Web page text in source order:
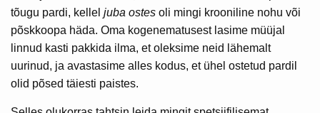
tõugu pardi, kellel juba ostes oli mingi krooniline nohu või
põskkoopa häda. Oma kogenematusest lasime müüjal
linnud kasti pakkida ilma, et oleksime neid lähemalt
uurinud, ja avastasime alles kodus, et ühel ostetud pardil
olid põsed täiesti paistes.